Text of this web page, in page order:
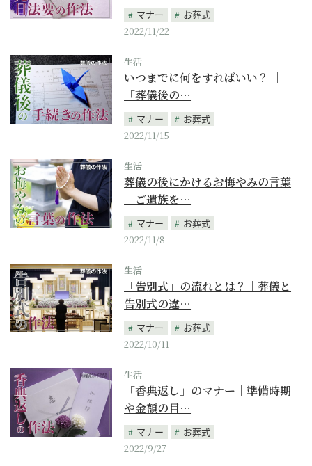
マナー
お葬式
2022/11/22
生活
いつまでに何をすればいい？ ｜
「葬儀後の…
マナー
お葬式
2022/11/15
生活
葬儀の後にかけるお悔やみの言葉
｜ご遺族を…
マナー
お葬式
2022/11/8
生活
「告別式」の流れとは？｜葬儀と
告別式の違…
マナー
お葬式
2022/10/11
生活
「香典返し」のマナー｜準備時期
や金額の目…
マナー
お葬式
2022/9/27